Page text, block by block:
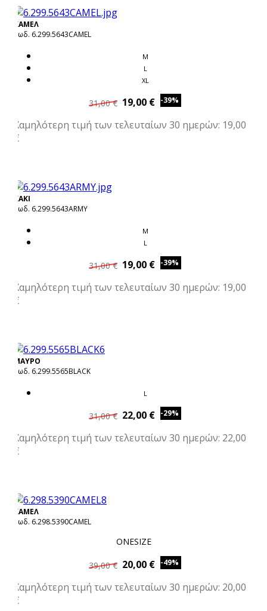
ΚΑΜΕΛ
Κωδ. 6.299.5643CAMEL
M
L
XL
31,00 € 19,00 € -39%
Χαμηλότερη τιμή των τελευταίων 30 ημερών: 19,00
€
ΧΑΚΙ
Κωδ. 6.299.5643ARMY
M
L
31,00 € 19,00 € -39%
Χαμηλότερη τιμή των τελευταίων 30 ημερών: 19,00
€
ΜΑΥΡΟ
Κωδ. 6.299.5565BLACK
L
31,00 € 22,00 € -29%
Χαμηλότερη τιμή των τελευταίων 30 ημερών: 22,00
€
ΚΑΜΕΛ
Κωδ. 6.298.5390CAMEL
ONESIZE
39,00 € 20,00 € -49%
Χαμηλότερη τιμή των τελευταίων 30 ημερών: 20,00
€